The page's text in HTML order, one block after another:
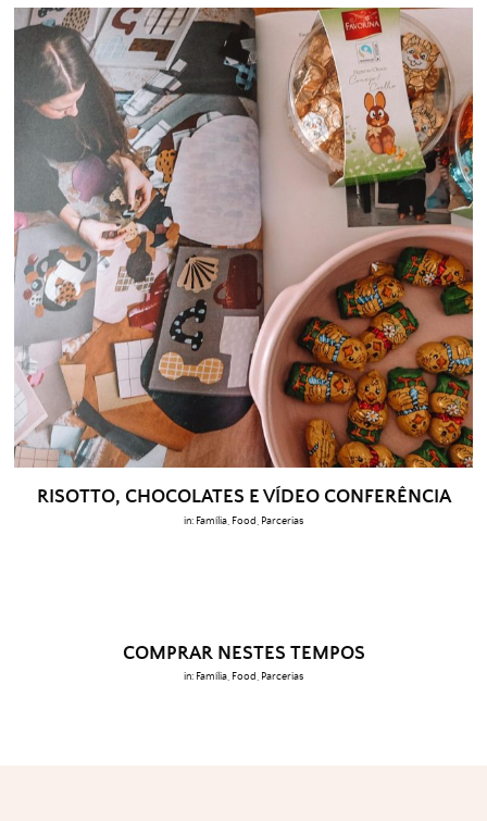
RISOTTO, CHOCOLATES E VÍDEO CONFERÊNCIA
in: Família Food Parcerias
COMPRAR NESTES TEMPOS
in: Família Food Parcerias